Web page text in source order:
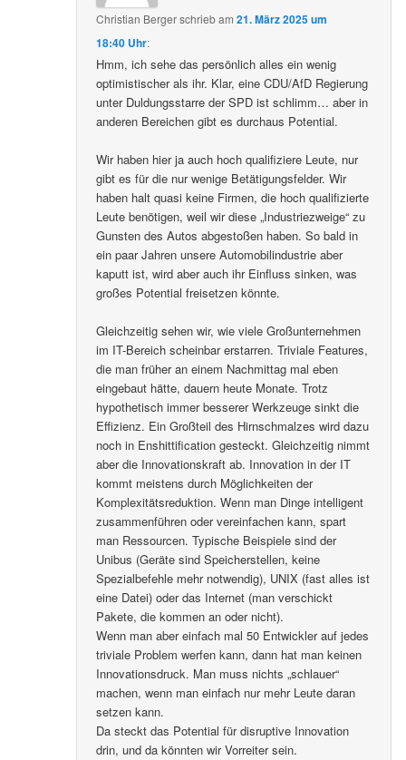
Christian Bergerschriebam21. März 2025 um
18:40 Uhr:
Hmm, ich sehe das persönlich alles ein wenig
optimistischer als ihr. Klar, eine CDU/AfD Regierung
unter Duldungsstarre der SPD ist schlimm… aber in
anderen Bereichen gibt es durchaus Potential.
Wir haben hier ja auch hoch qualifiziere Leute, nur
gibt es für die nur wenige Betätigungsfelder. Wir
haben halt quasi keine Firmen, die hoch qualifizierte
Leute benötigen, weil wir diese „Industriezweige“ zu
Gunsten des Autos abgestoßen haben. So bald in
ein paar Jahren unsere Automobilindustrie aber
kaputt ist, wird aber auch ihr Einfluss sinken, was
großes Potential freisetzen könnte.
Gleichzeitig sehen wir, wie viele Großunternehmen
im IT-Bereich scheinbar erstarren. Triviale Features,
die man früher an einem Nachmittag mal eben
eingebaut hätte, dauern heute Monate. Trotz
hypothetisch immer besserer Werkzeuge sinkt die
Effizienz. Ein Großteil des Hirnschmalzes wird dazu
noch in Enshittification gesteckt. Gleichzeitig nimmt
aber die Innovationskraft ab. Innovation in der IT
kommt meistens durch Möglichkeiten der
Komplexitätsreduktion. Wenn man Dinge intelligent
zusammenführen oder vereinfachen kann, spart
man Ressourcen. Typische Beispiele sind der
Unibus (Geräte sind Speicherstellen, keine
Spezialbefehle mehr notwendig), UNIX (fast alles ist
eine Datei) oder das Internet (man verschickt
Pakete, die kommen an oder nicht).
Wenn man aber einfach mal 50 Entwickler auf jedes
triviale Problem werfen kann, dann hat man keinen
Innovationsdruck. Man muss nichts „schlauer“
machen, wenn man einfach nur mehr Leute daran
setzen kann.
Da steckt das Potential für disruptive Innovation
drin, und da könnten wir Vorreiter sein.